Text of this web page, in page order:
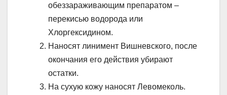
обеззараживающим препаратом –
перекисью водорода или
Хлоргексидином.
Наносят линимент Вишневского, после
окончания его действия убирают
остатки.
На сухую кожу наносят Левомеколь.